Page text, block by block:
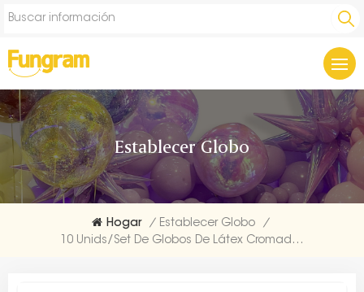
Establecer Globo
Hogar / Establecer Globo
/
10 Unids/set De Globos De Látex Cromados Y Globos De Confeti